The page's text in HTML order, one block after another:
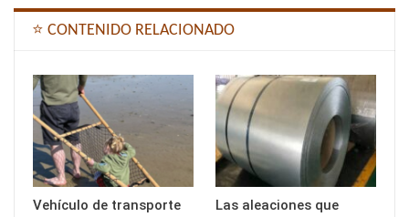
⭐ CONTENIDO RELACIONADO
Vehículo de transporte
Las aleaciones que